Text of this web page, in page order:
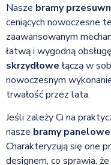
Nasze bramy
ceniących nowoczesne
zaawansowanym
łatwą i wygodną
skrzydłowełączą w
nowoczesnym
trwałość przez lata.
Jeśli zależy Ci na
nasze bramy panelowe
Charakteryzują się one
designem, co sprawia,